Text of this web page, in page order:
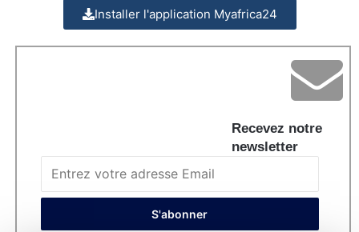
Installer l'application Myafrica24
Recevez notre
newsletter